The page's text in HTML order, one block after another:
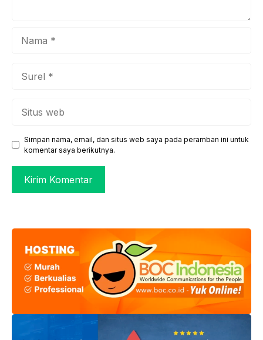
web
Simpan nama, email, dan situs web saya pada peramban ini untuk
komentar saya berikutnya.